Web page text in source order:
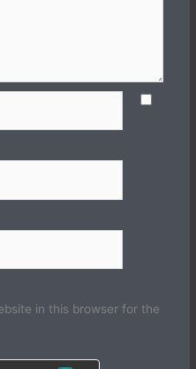
in this browser for the